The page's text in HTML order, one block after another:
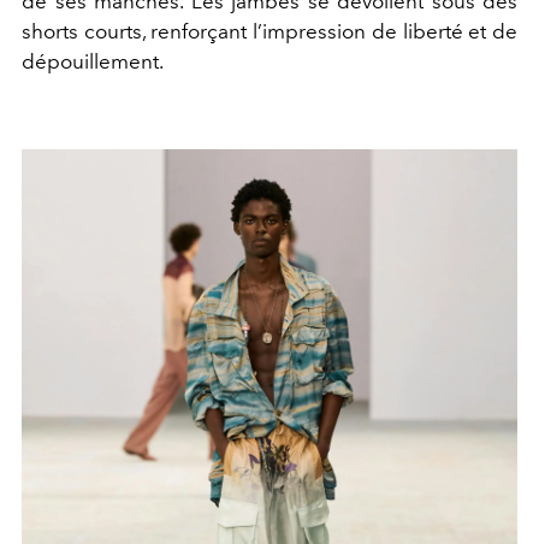
shorts courts, renforçant l’impression de liberté et de
dépouillement.